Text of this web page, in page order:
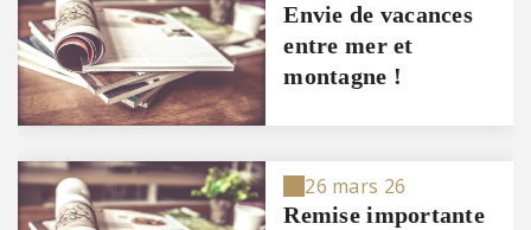
Envie de vacances
entre mer et
montagne !
26 mars 26
Remise importante